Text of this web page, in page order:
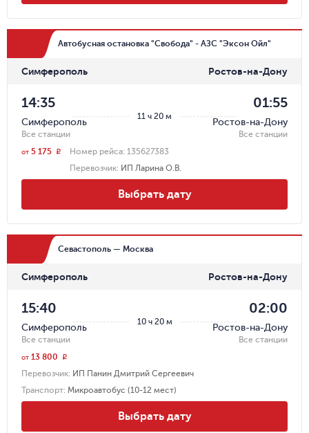
Автобусная остановка "Свобода" - АЗС "Эксон Ойл"
Симферополь Ростов-на-Дону
11 ч 20 м
14:35
Симферополь
Все станции
01:55
Ростов-на-Дону
Все станции
Номер рейса: 135627383
Перевозчик: ИП Ларина О.В.
от 5 175 r
Выбрать дату
Севастополь — Москва
Симферополь Ростов-на-Дону
10 ч 20 м
15:40
Симферополь
Все станции
02:00
Ростов-на-Дону
Все станции
Перевозчик: ИП Панин Дмитрий Сергеевич
Транспорт: Микроавтобус (10-12 мест)
от 13 800 r
Выбрать дату